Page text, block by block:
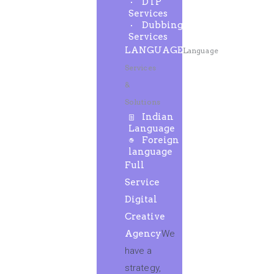
Services
Dubbing
Services
LANGUAGELanguage
Services
&
Solutions
Indian
Language
Foreign
language
Full
Service
Digital
Creative
AgencyWe
have a
strategy,